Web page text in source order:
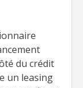
du crédit
un leasing